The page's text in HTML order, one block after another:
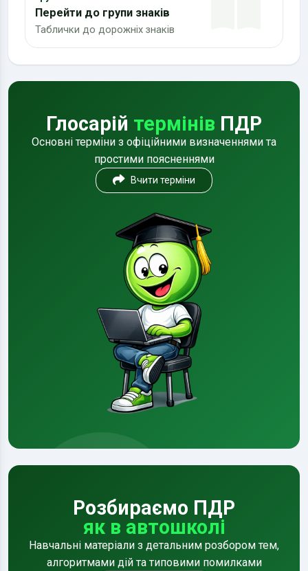
Перейти до групи знаків
Таблички до дорожніх знаків
Глосарій термінів ПДР
Основні терміни з офіційними визначеннями та
простими поясненнями
Вчити терміни
Розбираємо ПДР
як в автошколі
Навчальні матеріали з детальним розбором тем,
алгоритмами дій та типовими помилками